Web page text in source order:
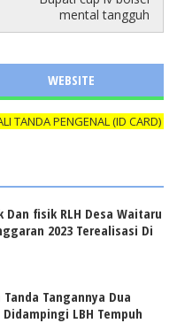
mental tangguh
WEBSITE
PENGENAL (ID CARD)
fisik RLH Desa Waitaru
2023 Terealisasi Di
Tangannya Dua
LBH Tempuh